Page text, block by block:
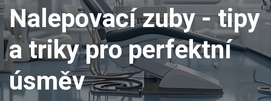
Nalepovací zuby - tipy
a triky pro perfektní
úsměv